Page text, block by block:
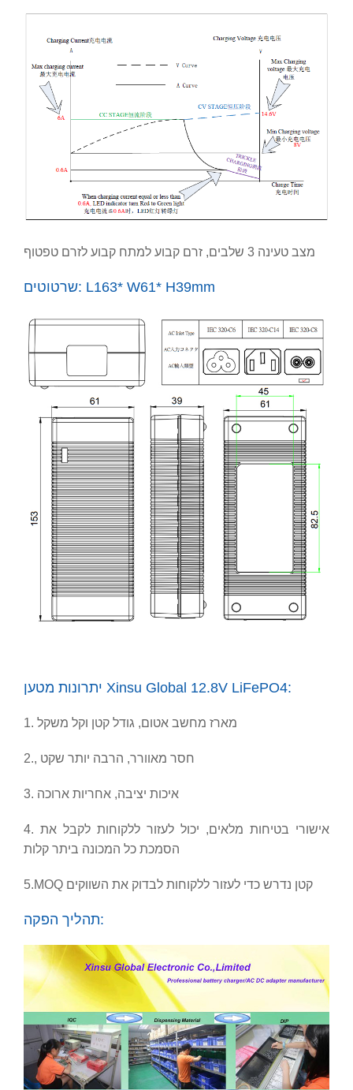
מצב טעינה 3 שלבים, זרם קבוע למתח קבוע לזרם טפטוף
שרטוטים: L163* W61* H39mm
יתרונות מטען Xinsu Global 12.8V LiFePO4:
1. מארז מחשב אטום, גודל קטן וקל משקל
2., חסר מאוורר, הרבה יותר שקט
3. איכות יציבה, אחריות ארוכה
4. אישורי בטיחות מלאים, יכול לעזור ללקוחות לקבל את
הסמכת כל המכונה ביתר קלות
5. MOQ קטן נדרש כדי לעזור ללקוחות לבדוק את השווקים
תהליך הפקה: